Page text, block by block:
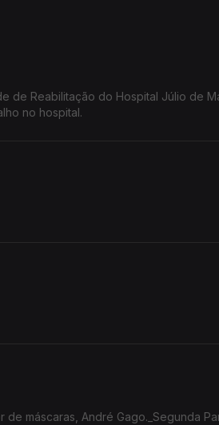
de Reabilitação do Hospital Júlio de
no hospital.
máscaras, André Gago._Segunda